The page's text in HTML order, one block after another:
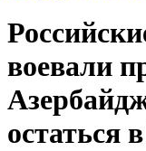
воевали
остаться